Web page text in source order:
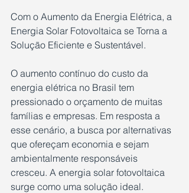
Com o Aumento da Energia Elétrica, a
Energia Solar Fotovoltaica se Torna a
Solução Eficiente e Sustentável.
O aumento contínuo do custo da
energia elétrica no Brasil tem
pressionado o orçamento de muitas
famílias e empresas. Em resposta a
esse cenário, a busca por alternativas
que ofereçam economia e sejam
ambientalmente responsáveis
cresceu. A energia solar fotovoltaica
surge como uma solução ideal.